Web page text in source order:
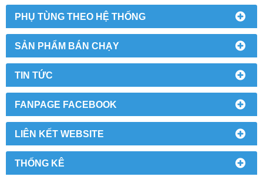
PHỤ TÙNG THEO HỆ THỐNG
SẢN PHẨM BÁN CHẠY
TIN TỨC
FANPAGE FACEBOOK
LIÊN KẾT WEBSITE
THỐNG KÊ